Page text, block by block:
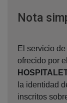
Nota
El servicio
ofrecido por el
la identidad
inscritos